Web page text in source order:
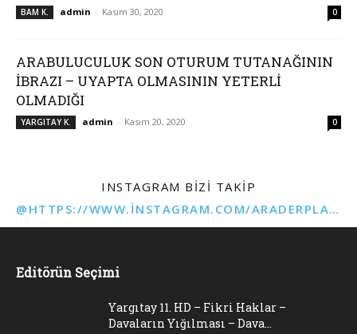
BAM K. admin - Kasım 30, 2020 0
ARABULUCULUK SON OTURUM TUTANAĞININ
İBRAZI – UYAPTA OLMASININ YETERLİ
OLMADIĞI
YARGITAY K. admin - Kasım 20, 2020 0
INSTAGRAM BIZI TAKIP
@HTTPS://WWW.INSTAGRAM.COM/ARADERPLATFORMU
Editörün Seçimi
Yargıtay 11. HD – Fikri Haklar –
Davaların Yığılması – Dava...